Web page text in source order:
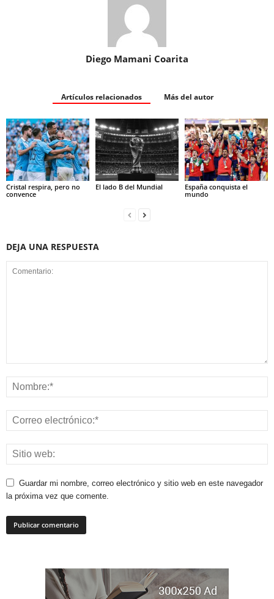
Diego Mamani Coarita
Artículos relacionados Más del autor
Cristal respira, pero no
convence
El lado B del Mundial
España conquista el
mundo
DEJA UNA RESPUESTA
Guardar mi nombre, correo electrónico y sitio web en este navegador
la próxima vez que comente.